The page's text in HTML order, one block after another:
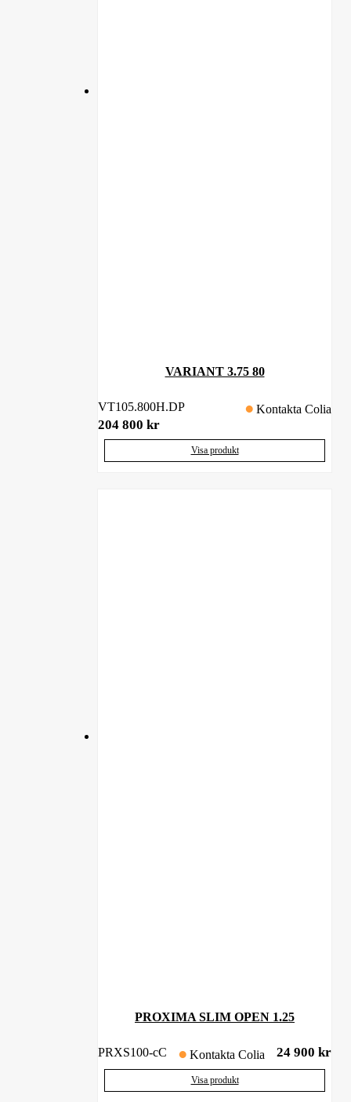
VARIANT 3.75 80
VT105.800H.DP Kontakta Colia
204 800 kr
Visa produkt
PROXIMA SLIM OPEN 1.25
PRXS100-cC Kontakta Colia 24 900 kr
Visa produkt